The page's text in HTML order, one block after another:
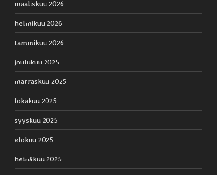
maaliskuu 2026
helmikuu 2026
tammikuu 2026
joulukuu 2025
marraskuu 2025
lokakuu 2025
syyskuu 2025
elokuu 2025
heinäkuu 2025